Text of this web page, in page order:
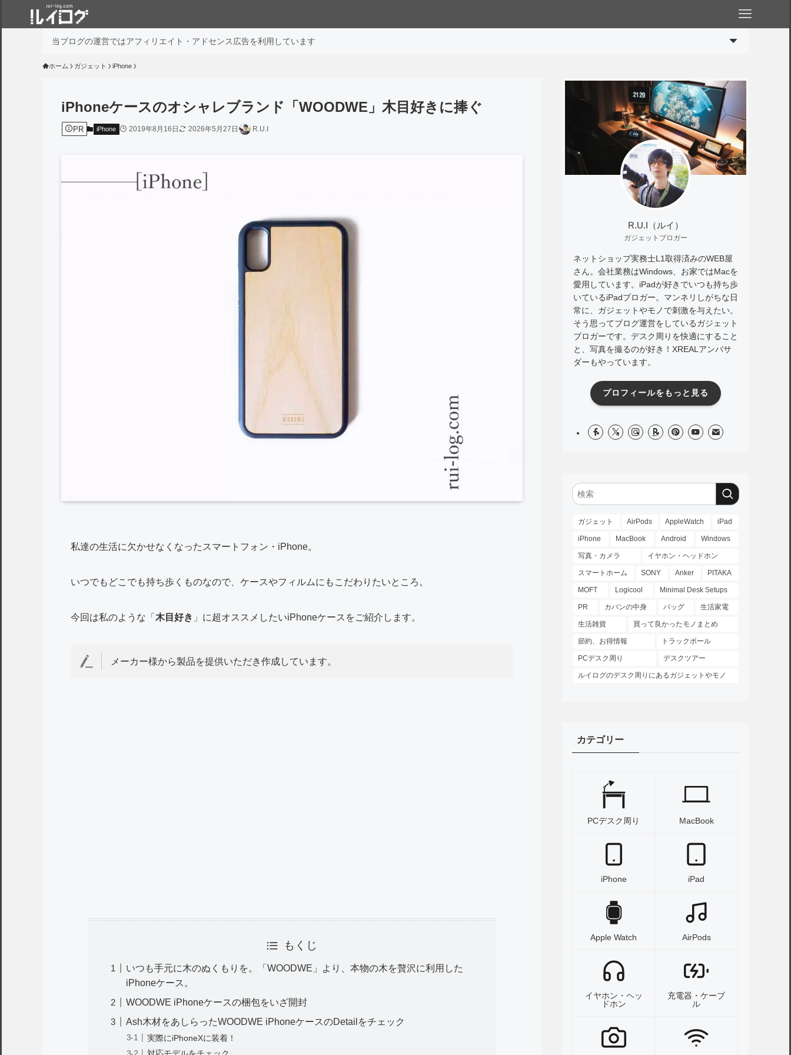
当ブログの運営ではアフィリエイト・アドセンス広告を利用しています
ホーム ガジェット iPhone
iPhoneケースのオシャレブランド「WOODWE」木目好きに捧ぐ
PR iPhone 2019年8月16日 2026年5月27日 R.U.I
私達の生活に欠かせなくなったスマートフォン・iPhone。
いつでもどこでも持ち歩くものなので、ケースやフィルムにもこだわりたいところ。
今回は私のような「 木目好き 」に超オススメしたいiPhoneケースをご紹介します。
メーカー様から製品を提供いただき作成しています。
もくじ
いつも手元に木のぬくもりを。「WOODWE」より、本物の木を贅沢に利用した
iPhoneケース。
WOODWE iPhoneケースの梱包をいざ開封
Ash木材をあしらったWOODWE iPhoneケースのDetailをチェック
実際にiPhoneXに装着！
R.U.I（ルイ）
ガジェットブロガー
ネットショップ実務士L1取得済みのWEB屋
さん。会社業務はWindows、お家ではMacを
愛用しています。iPadが好きでいつも持ち歩
いているiPadブロガー。マンネリしがちな日
常に、ガジェットやモノで刺激を与えたい。
そう思ってブログ運営をしているガジェット
ブロガーです。デスク周りを快適にすること
と、写真を撮るのが好き！XREALアンバサ
ダーもやっています。
プロフィールをもっと見る
ガジェット AirPods AppleWatch iPad
iPhone MacBook Android Windows
写真・カメラ イヤホン・ヘッドホン
スマートホーム SONY Anker PITAKA
MOFT Logicool Minimal Desk Setups
PR カバンの中身 バッグ 生活家電
生活雑貨 買って良かったモノまとめ
節約、お得情報 トラックボール
PCデスク周り デスクツアー
ルイログのデスク周りにあるガジェットやモノ
カテゴリー
PCデスク周り MacBook
iPhone iPad
Apple Watch AirPods
イヤホン・ヘッ
ドホン
充電器・ケーブ
ル